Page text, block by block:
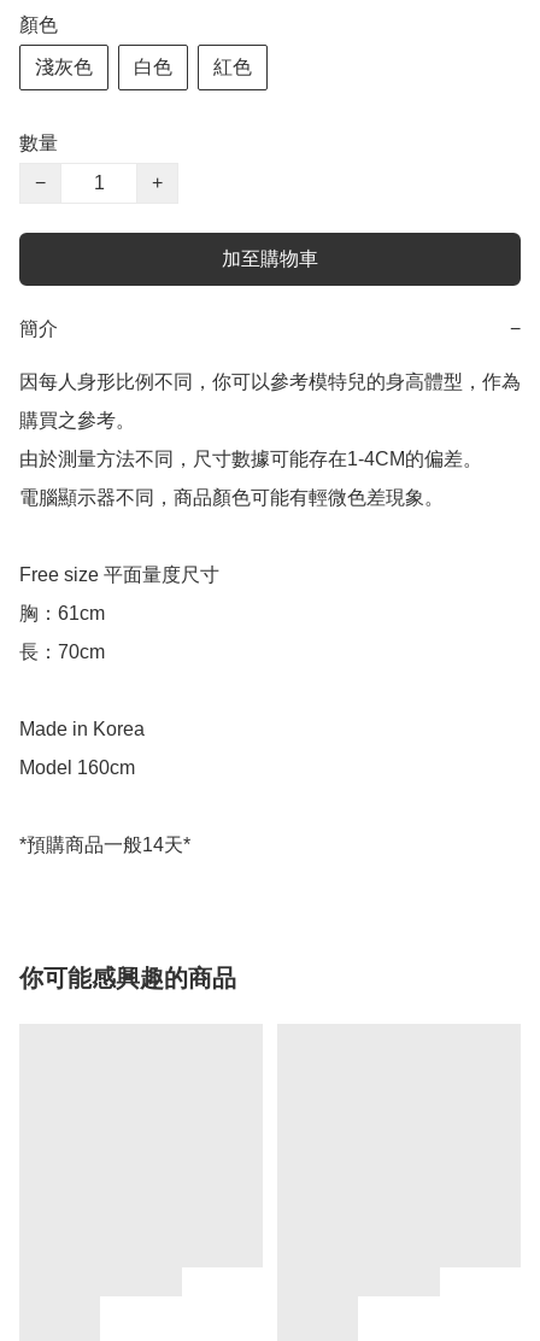
顏色
淺灰色 白色 紅色
數量
−
+
加至購物車
簡介 −
因每人身形比例不同，你可以參考模特兒的身高體型，作為
購買之參考。
由於測量方法不同，尺寸數據可能存在1-4CM的偏差。
電腦顯示器不同，商品顏色可能有輕微色差現象。
Free size 平面量度尺寸
胸：61cm
長：70cm
Made in Korea
Model 160cm
你可能感興趣的商品